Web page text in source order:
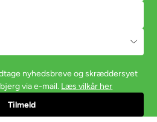
nyhedsbreve og skræddersyet
via e-mail. Læs vilkår her